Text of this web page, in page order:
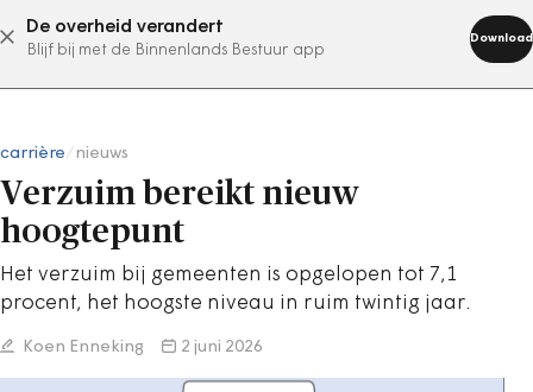
De overheid verandert
Blijf bij met de Binnenlands Bestuur app
Download
abonneer nu
carrière nieuws
Verzuim bereikt nieuw
hoogtepunt
Het verzuim bij gemeenten is opgelopen tot 7,1
procent, het hoogste niveau in ruim twintig jaar.
Koen Enneking 2 juni 2026